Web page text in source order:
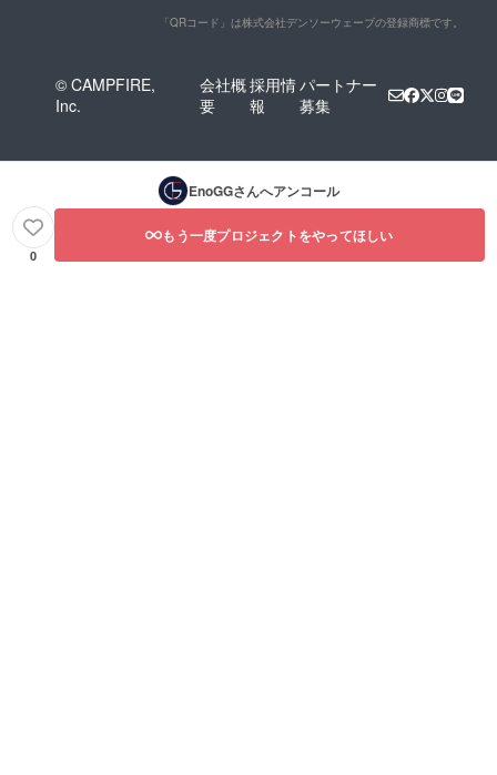
「QRコード」は株式会社デンソーウェーブの登録商標です。
© CAMPFIRE,
Inc.
会社概
要
採用情
報
パートナー
募集
EnoGGさんへアンコール
0
もう一度プロジェクトをやってほしい